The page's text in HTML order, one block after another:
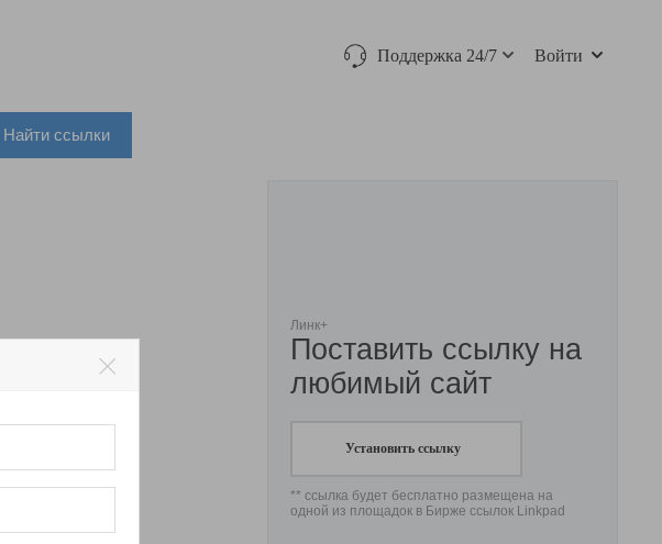
Поддержка 24/7 Войти
Найти ссылки
Линк+
Поставить ссылку на
любимый сайт
Установить ссылку
** ссылка будет бесплатно размещена на
одной из площадок в Бирже ссылок Linkpad